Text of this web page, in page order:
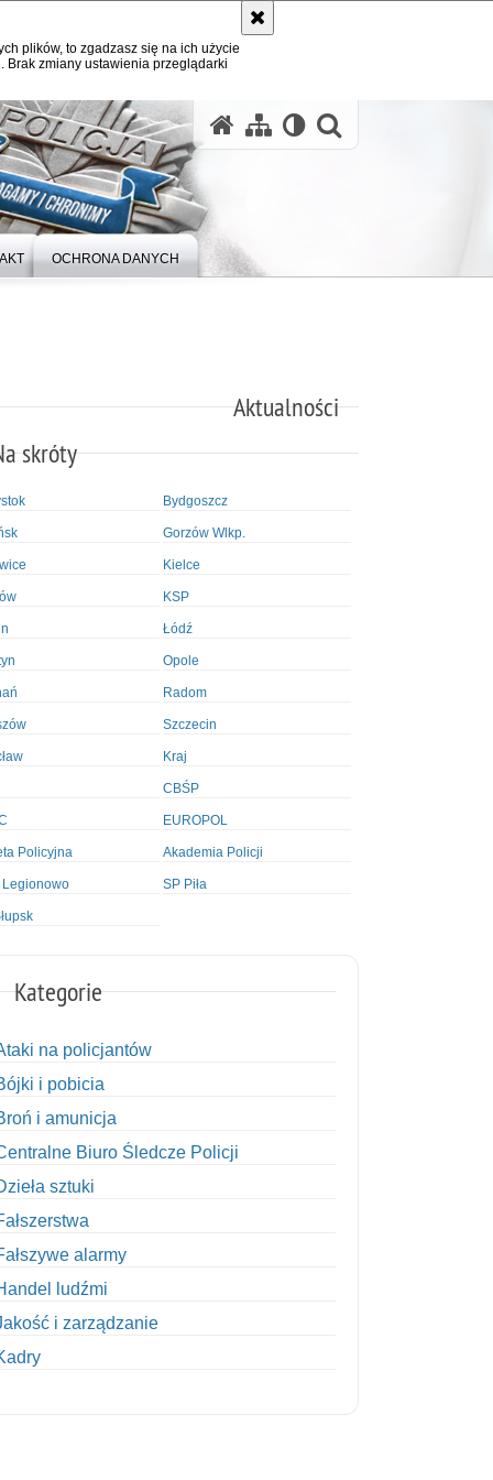
plików, to zgadzasz się na ich użycie
zmiany ustawienia przeglądarki
OCHRONA DANYCH
Aktualności
skróty
Bydgoszcz
Gorzów Wlkp.
Kielce
KSP
Łódź
Opole
Radom
Szczecin
Kraj
CBŚP
EUROPOL
Policyjna Akademia Policji
Legionowo SP Piła
Kategorie
na policjantów
i pobicia
i amunicja
Biuro Śledcze Policji
sztuki
alarmy
ludźmi
i zarządzanie